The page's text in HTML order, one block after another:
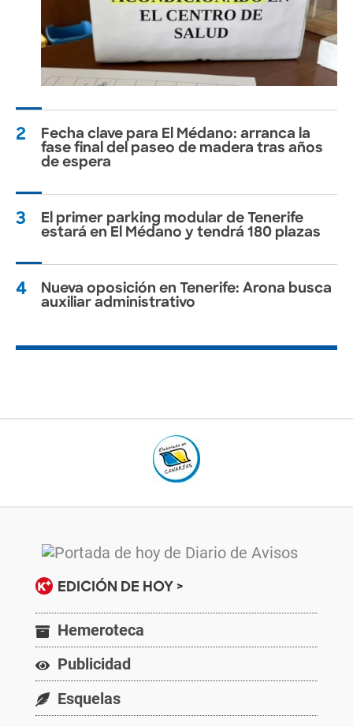
2
Fecha clave para El Médano: arranca la
fase final del paseo de madera tras años
de espera
3
El primer parking modular de Tenerife
estará en El Médano y tendrá 180 plazas
4
Nueva oposición en Tenerife: Arona busca
auxiliar administrativo
EDICIÓN DE HOY >
Hemeroteca
Publicidad
Esquelas